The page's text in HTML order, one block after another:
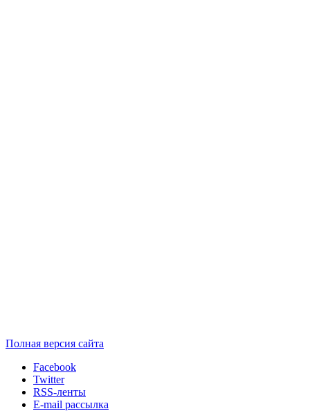
Полная версия сайта
Facebook
Twitter
RSS-ленты
E-mail рассылка